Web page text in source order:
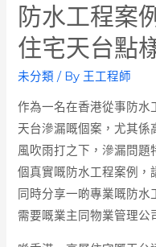
防水工程案
住宅天台點
未分類 / By 王工程師
作為一名在香港從事防水
天台滲漏嘅個案，尤其係
風吹雨打之下，滲漏問題
個真實嘅防水工程案例，
同時分享一啲專業嘅防
需要嘅業主同物業管理公